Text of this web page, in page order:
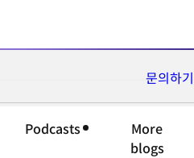
문의하기
Podcasts
More
blogs